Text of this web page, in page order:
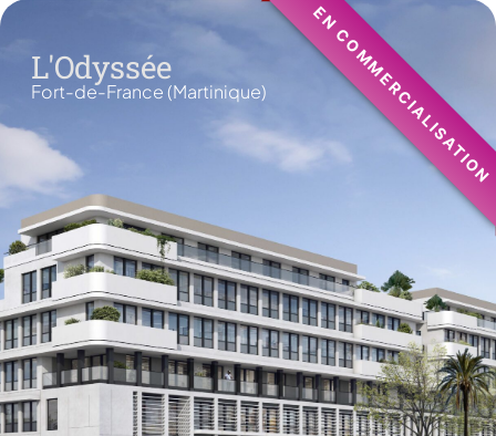
EN COMMERCIALISATION
L'Odyssée
Fort-de-France (Martinique)